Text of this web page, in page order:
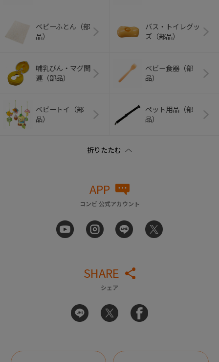
ベビーふとん（部
品）
バス・トイレグッ
ズ（部品）
哺乳びん・マグ関
連（部品）
ベビー食器（部
品）
ベビートイ（部
品）
ペット用品（部
品）
APP
コンビ 公式アカウント
SHARE
シェア